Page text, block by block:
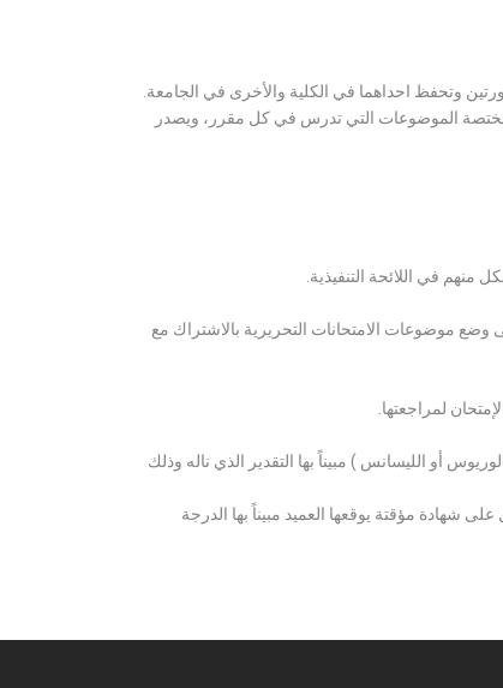
وتحفظ احداهما في الكلية والأخرى في الجامعة.
الموضوعات التي تدرس في كل مقرر، ويصدر
منهم في اللائحة التنفيذية.
وضع موضوعات الامتحانات التحريرية بالاشتراك مع
لمراجعتها.
أو الليسانس ) مبيناً بها التقدير الذي ناله وذلك
مؤقتة يوقعها العميد مبيناً بها الدرجة